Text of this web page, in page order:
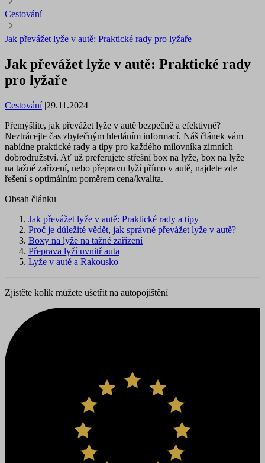
Cestování
Jak převážet lyže v autě: Praktické rady pro lyžaře
Jak převážet lyže v autě: Praktické rady
pro lyžaře
Cestování |29.11.2024
Přemýšlíte, jak převážet lyže v autě bezpečně a efektivně?
Neztrácejte čas zbytečným hledáním informací. Náš článek vám
nabídne praktické rady a tipy pro každého milovníka zimních
dobrodružství. Ať už preferujete střešní box na lyže, box na lyže
na tažné zařízení, nebo přepravu lyží přímo v autě, najdete zde
řešení s optimálním poměrem cena/kvalita.
Obsah článku
Jak převážet lyže v autě: Praktické rady a tipy
Proč je důležité vědět, jak správně převážet lyže v autě?
Boxy na lyže na tažné zařízení
Přeprava lyží uvnitř auta
Lyže v autě a Rakousko
Zjistěte kolik můžete ušetřit na autopojištění